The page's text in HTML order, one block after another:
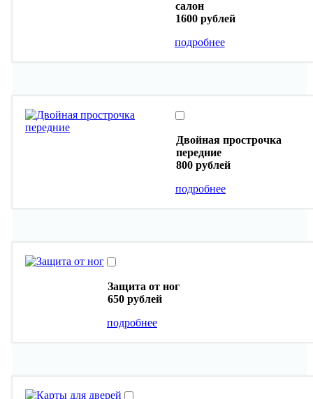
салон
1600 рублей
подробнее
Двойная прострочка
передние
800 рублей
подробнее
Защита от ног
650 рублей
подробнее